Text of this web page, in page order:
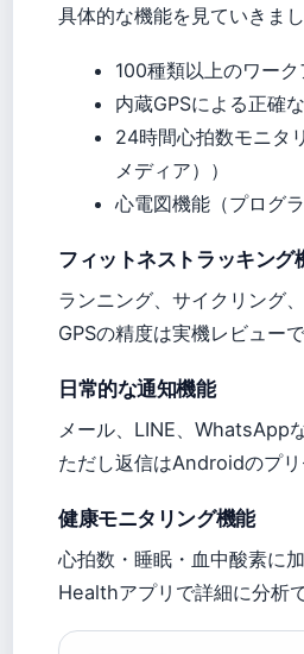
具体的な機能を見ていきまし
100種類以上のワー
内蔵GPSによる正確
24時間心拍数モニタ
メディア））
心電図機能（プログ
フィットネストラッキング
ランニング、サイクリング
GPSの精度は実機レビュー
日常的な通知機能
メール、LINE、WhatsApp
ただし返信はAndroidのプ
健康モニタリング機能
心拍数・睡眠・血中酸素に
Healthアプリで詳細に分析